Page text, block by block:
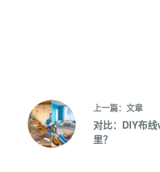
上一篇： 文章
对比：DIY布
里？